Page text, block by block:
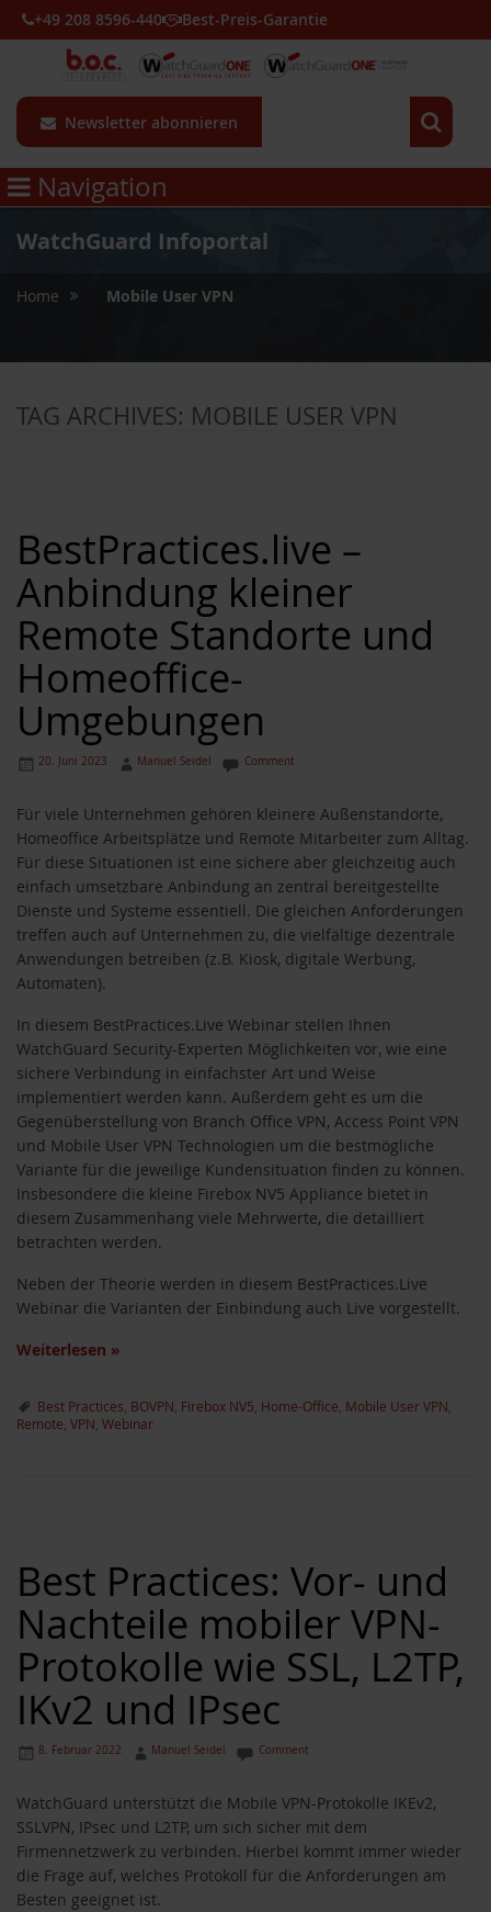
Newsletter abonnieren
+49 208 8596-440 Best-Preis-Garantie
Navigation
WatchGuard Infoportal
Home Mobile User VPN
TAG ARCHIVES: MOBILE USER VPN
BestPractices.live –
Anbindung kleiner
Remote Standorte und
Homeoffice-
Umgebungen
20. Juni 2023 Manuel Seidel Comment
Für viele Unternehmen gehören kleinere Außenstandorte,
Homeoffice Arbeitsplätze und Remote Mitarbeiter zum Alltag.
Für diese Situationen ist eine sichere aber gleichzeitig auch
einfach umsetzbare Anbindung an zentral bereitgestellte
Dienste und Systeme essentiell. Die gleichen Anforderungen
treffen auch auf Unternehmen zu, die vielfältige dezentrale
Anwendungen betreiben (z.B. Kiosk, digitale Werbung,
Automaten).
In diesem BestPractices.Live Webinar stellen Ihnen
WatchGuard Security-Experten Möglichkeiten vor, wie eine
sichere Verbindung in einfachster Art und Weise
implementiert werden kann. Außerdem geht es um die
Gegenüberstellung von Branch Office VPN, Access Point VPN
und Mobile User VPN Technologien um die bestmögliche
Variante für die jeweilige Kundensituation finden zu können.
Insbesondere die kleine Firebox NV5 Appliance bietet in
diesem Zusammenhang viele Mehrwerte, die detailliert
betrachten werden.
Neben der Theorie werden in diesem BestPractices.Live
Webinar die Varianten der Einbindung auch Live vorgestellt.
Weiterlesen »
Best Practices BOVPN Firebox NV5 Home-Office Mobile User VPN
Remote VPN Webinar
Best Practices: Vor- und
Nachteile mobiler VPN-
Protokolle wie SSL, L2TP,
IKv2 und IPsec
8. Februar 2022 Manuel Seidel Comment
WatchGuard unterstützt die Mobile VPN-Protokolle IKEv2,
SSLVPN, IPsec und L2TP, um sich sicher mit dem
Firmennetzwerk zu verbinden. Hierbei kommt immer wieder
die Frage auf, welches Protokoll für die Anforderungen am
Besten geeignet ist.